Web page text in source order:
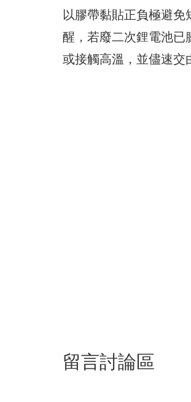
以膠帶黏貼正負極避
醒，若廢二次鋰電池已
或接觸高溫，並儘速交
留言討論區